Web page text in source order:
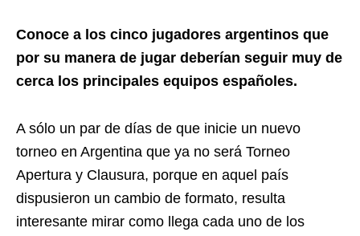
Conoce a los cinco jugadores argentinos que
por su manera de jugar deberían seguir muy de
cerca los principales equipos españoles.
A sólo un par de días de que inicie un nuevo
torneo en Argentina que ya no será Torneo
Apertura y Clausura, porque en aquel país
dispusieron un cambio de formato, resulta
interesante mirar como llega cada uno de los